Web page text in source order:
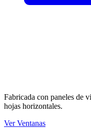
Fabricada con paneles de
hojas horizontales.
Ver Ventanas